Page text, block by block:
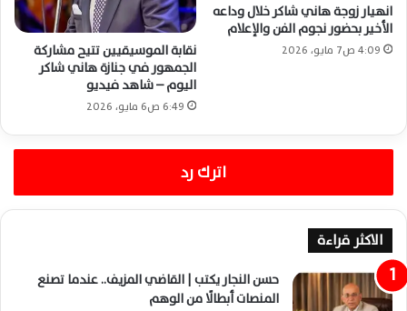
انهيار زوجة هاني شاكر خلال وداعه
الأخير بحضور نجوم الفن والإعلام
4:09 ص7 مايو، 2026
نقابة الموسيقيين تتيح مشاركة
الجمهور في جنازة هاني شاكر
اليوم – شاهد فيديو
6:49 ص6 مايو، 2026
اترك رد
الاكثر قراءة
حسن النجار يكتب | القاضي المزيف.. عندما تصنع
المنصات أبطالًا من الوهم